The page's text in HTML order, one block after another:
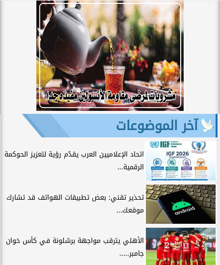
آخر الموضوعات
اتحاد الإعلاميين العرب يقدّم رؤية لتعزيز الحوكمة
الرقمية...
تحذير تقني: بعض تطبيقات الهواتف قد تشارك
موقعك...
الأهلي يترقب مواجهة برشلونة في كأس خوان
جامبر.....